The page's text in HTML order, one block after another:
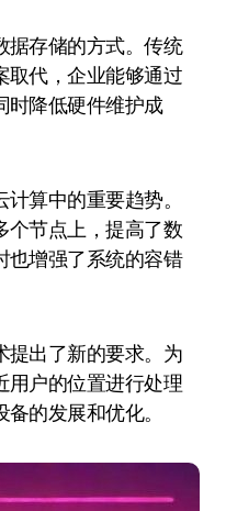
取代，企业能够通过
时降低硬件维护成
算中的重要趋势。
个节点上，提高了数
也增强了系统的容错
提出了新的要求。为
用户的位置进行处理
的发展和优化。